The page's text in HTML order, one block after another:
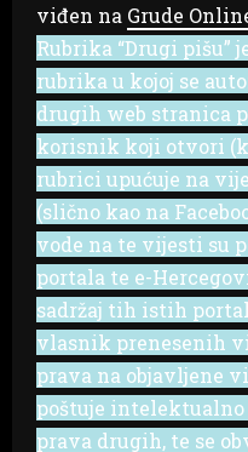
viđen na Grude
Rubrika “Drugi pišu”
rubrika u kojoj se
drugih web stranica
korisnik koji otvori
rubrici upućuje na
(slično kao na
vode na te vijesti su
portala te e-
sadržaj tih istih
vlasnik prenesenih
prava na objavljene
poštuje
prava drugih, te se